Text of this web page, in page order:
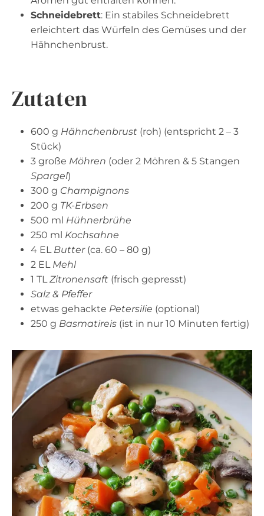
Schneidebrett: Ein stabiles Schneidebrett
erleichtert das Würfeln des Gemüses und der
Hähnchenbrust.
Zutaten
600 g Hähnchenbrust (roh) (entspricht 2 – 3
Stück)
3 große Möhren (oder 2 Möhren & 5 Stangen
Spargel)
300 g Champignons
200 g TK-Erbsen
500 ml Hühnerbrühe
250 ml Kochsahne
4 EL Butter(ca. 60 – 80 g)
2 EL Mehl
1 TL Zitronensaft (frisch gepresst)
Salz & Pfeffer
etwas gehackte Petersilie (optional)
250 g Basmatireis (ist in nur 10 Minuten fertig)